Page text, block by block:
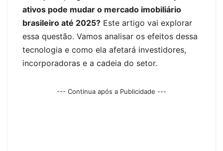
ativos pode mudar o mercado imobiliário
brasileiro até 2025? Este artigo vai explorar
essa questão. Vamos analisar os efeitos dessa
tecnologia e como ela afetará investidores,
incorporadoras e a cadeia do setor.
--- Continua após a Publicidade ---